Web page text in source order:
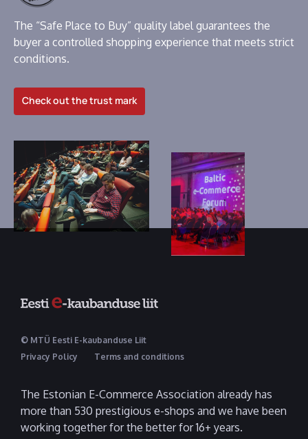
The “Safe Place to Buy” quality label guarantees the
buyer a controlled shopping experience that meets strict
conditions.
Check out the trust mark
© MTÜ Eesti E-kaubanduse Liit
Privacy Policy
Terms and conditions
The Estonian E-Commerce Association already has
more than 530 prestigious e-shops and we have been
working together for the better for 16+ years.